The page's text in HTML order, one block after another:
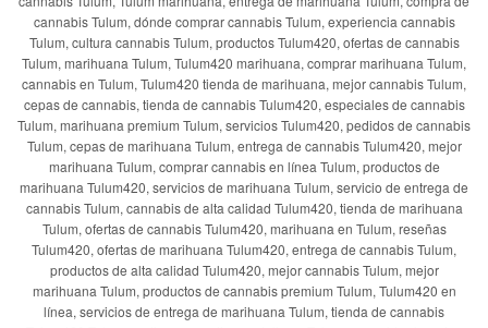
cannabis Tulum, dónde comprar cannabis Tulum, experiencia cannabis
Tulum, cultura cannabis Tulum, productos Tulum420, ofertas de cannabis
Tulum, marihuana Tulum, Tulum420 marihuana, comprar marihuana Tulum,
cannabis en Tulum, Tulum420 tienda de marihuana, mejor cannabis Tulum,
cepas de cannabis, tienda de cannabis Tulum420, especiales de cannabis
Tulum, marihuana premium Tulum, servicios Tulum420, pedidos de cannabis
Tulum, cepas de marihuana Tulum, entrega de cannabis Tulum420, mejor
marihuana Tulum, comprar cannabis en línea Tulum, productos de
marihuana Tulum420, servicios de marihuana Tulum, servicio de entrega de
cannabis Tulum, cannabis de alta calidad Tulum420, tienda de marihuana
Tulum, ofertas de cannabis Tulum420, marihuana en Tulum, reseñas
Tulum420, ofertas de marihuana Tulum420, entrega de cannabis Tulum,
productos de alta calidad Tulum420, mejor cannabis Tulum, mejor
marihuana Tulum, productos de cannabis premium Tulum, Tulum420 en
línea, servicios de entrega de marihuana Tulum, tienda de cannabis